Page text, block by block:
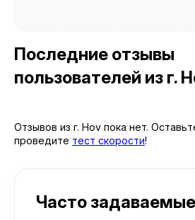
Последние отзывы
пользователей из г.
Отзывов из г. Hov пока нет.
проведите тест скорости!
Часто